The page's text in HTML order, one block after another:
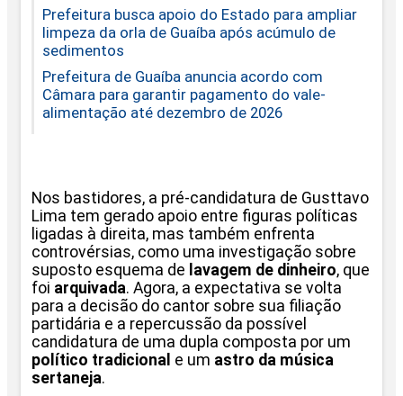
Prefeitura busca apoio do Estado para ampliar
limpeza da orla de Guaíba após acúmulo de
sedimentos
Prefeitura de Guaíba anuncia acordo com
Câmara para garantir pagamento do vale-
alimentação até dezembro de 2026
Nos bastidores, a pré-candidatura de Gusttavo
Lima tem gerado apoio entre figuras políticas
ligadas à direita, mas também enfrenta
controvérsias, como uma investigação sobre
suposto esquema de lavagem de dinheiro, que
foi arquivada. Agora, a expectativa se volta
para a decisão do cantor sobre sua filiação
partidária e a repercussão da possível
candidatura de uma dupla composta por um
político tradicional e um astro da música
sertaneja.